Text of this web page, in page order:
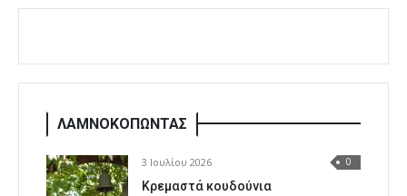
ΛΑΜΝΟΚΟΠΩΝΤΑΣ
3 Ιουλίου 2026 0
Κρεμαστά κουδούνια